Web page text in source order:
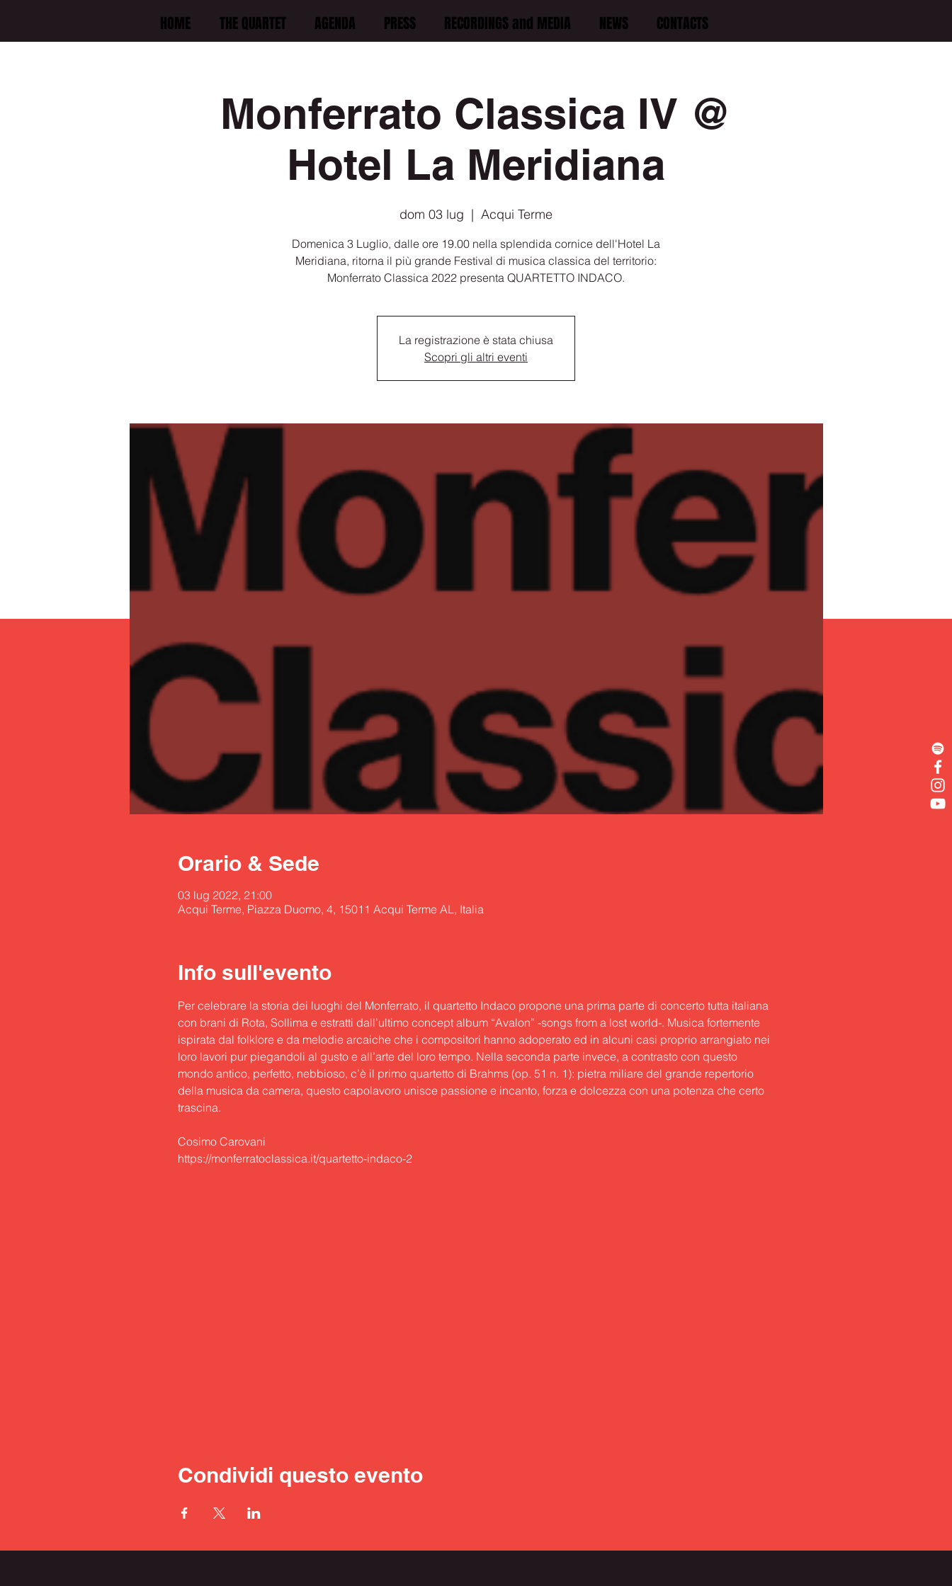
HOME THE QUARTET AGENDA PRESS RECORDINGS and MEDIA NEWS CONTACTS
Monferrato Classica IV @
Hotel La Meridiana
dom 03 lug
  |
Acqui Terme
Domenica 3 Luglio, dalle ore 19.00 nella splendida cornice dell'Hotel La
Meridiana, ritorna il più grande Festival di musica classica del territorio:
Monferrato Classica 2022 presenta QUARTETTO INDACO.
La registrazione è stata chiusa
Scopri gli altri eventi
Orario & Sede
03 lug 2022, 21:00
Acqui Terme, Piazza Duomo, 4, 15011 Acqui Terme AL, Italia
Info sull'evento
Per celebrare la storia dei luoghi del Monferrato, il quartetto Indaco propone una prima parte di concerto tutta italiana
con brani di Rota, Sollima e estratti dall’ultimo concept album “Avalon” -songs from a lost world-. Musica fortemente
ispirata dal folklore e da melodie arcaiche che i compositori hanno adoperato ed in alcuni casi proprio arrangiato nei
loro lavori pur piegandoli al gusto e all’arte del loro tempo. Nella seconda parte invece, a contrasto con questo
mondo antico, perfetto, nebbioso, c’è il primo quartetto di Brahms (op. 51 n. 1): pietra miliare del grande repertorio
della musica da camera, questo capolavoro unisce passione e incanto, forza e dolcezza con una potenza che certo
trascina.
Cosimo Carovani
https://monferratoclassica.it/quartetto-indaco-2
Condividi questo evento